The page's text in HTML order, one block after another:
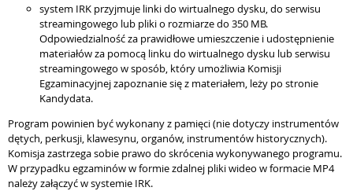
system IRK przyjmuje linki do wirtualnego dysku, do serwisu
streamingowego lub pliki o rozmiarze do 350 MB.
Odpowiedzialność za prawidłowe umieszczenie i udostępnienie
materiałów za pomocą linku do wirtualnego dysku lub serwisu
streamingowego w sposób, który umożliwia Komisji
Egzaminacyjnej zapoznanie się z materiałem, leży po stronie
Kandydata.
Program powinien być wykonany z pamięci (nie dotyczy instrumentów
dętych, perkusji, klawesynu, organów, instrumentów historycznych).
Komisja zastrzega sobie prawo do skrócenia wykonywanego programu.
W przypadku egzaminów w formie zdalnej pliki wideo w formacie MP4
należy załączyć w systemie IRK.